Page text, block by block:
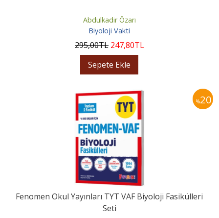
Abdulkadir Özarı
Biyoloji Vakti
295,00TL 247,80TL
Sepete Ekle
%20
Fenomen Okul Yayınları TYT VAF Biyoloji Fasikülleri
Seti